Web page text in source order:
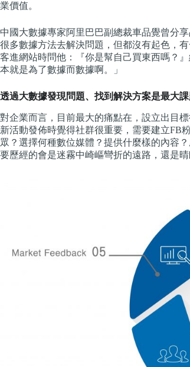
業價值。
中國大數據專家阿里巴巴副總裁車品覺曾分
很多數據方法去解決問題，但都沒有起色，
客進網站時問他：『你是幫自己買東西嗎？
本就是為了數據而數據啊。」
透過大數據發現問題、找到解決方案是最大課
對企業而言，目前最大的痛點在，設立出目
新活動發佈時覺得社群很重要，需要建立FB
眾？選擇何種數位媒體？提供什麼樣的內容
要歷經的會是迷霧中崎嶇彎折的遠路，還是晴